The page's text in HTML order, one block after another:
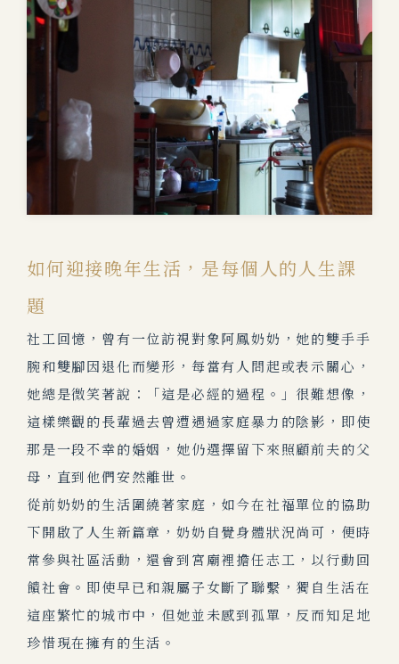
如何迎接晚年生活，是每個人的人生課
題
社工回憶，曾有一位訪視對象阿鳳奶奶，她的雙手手
腕和雙腳因退化而變形，每當有人問起或表示關心，
她總是微笑著說：「這是必經的過程。」很難想像，
這樣樂觀的長輩過去曾遭遇過家庭暴力的陰影，即使
那是一段不幸的婚姻，她仍選擇留下來照顧前夫的父
母，直到他們安然離世。
從前奶奶的生活圍繞著家庭，如今在社福單位的協助
下開啟了人生新篇章，奶奶自覺身體狀況尚可，便時
常參與社區活動，還會到宮廟裡擔任志工，以行動回
饋社會。即使早已和親屬子女斷了聯繫，獨自生活在
這座繁忙的城市中，但她並未感到孤單，反而知足地
珍惜現在擁有的生活。